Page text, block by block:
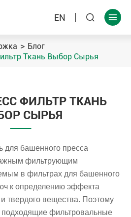
EN  
Блог
Ткань Выбор Сырья
ФИЛЬТР ТКАНЬ
СЫРЬЯ
для башенного пресса
фильтрующим
в фильтрах для башенного
к определению эффекта
твердого вещества. Поэтому
фильтровальные